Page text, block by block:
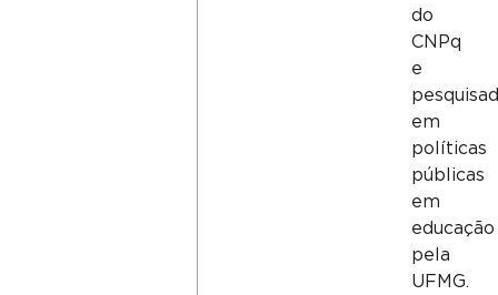
do
CNPq
e
em
políticas
públicas
em
educação
pela
UFMG.